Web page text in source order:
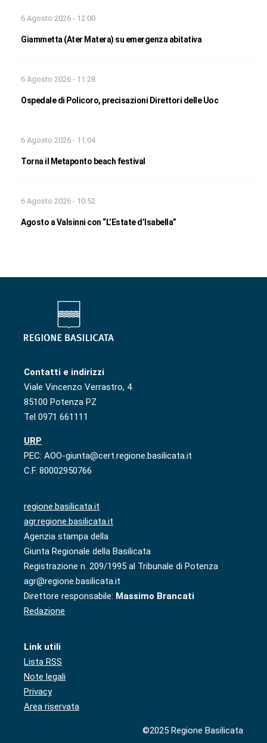
6 Agosto 2026 - 12:00
Giammetta (Ater Matera) su emergenza abitativa
6 Agosto 2026 - 11:28
Ospedale di Policoro, precisazioni Direttori delle Uoc
6 Agosto 2026 - 11:04
Torna il Metaponto beach festival
6 Agosto 2026 - 10:52
Agosto a Valsinni con “L’Estate d’Isabella”
Contatti e indirizzi
Viale Vincenzo Verrastro, 4
85100 Potenza PZ
Tel 0971 661111
URP
PEC: AOO-giunta@cert.regione.basilicata.it
C.F. 80002950766
regione.basilicata.it
agr.regione.basilicata.it
Agenzia stampa della
Giunta Regionale della Basilicata
Registrazione n. 209/1995 al Tribunale di Potenza
agr@regione.basilicata.it
Direttore responsabile: Massimo Brancati
Redazione
Link utili
Lista RSS
Note legali
Privacy
Area riservata
©2025 Regione Basilicata